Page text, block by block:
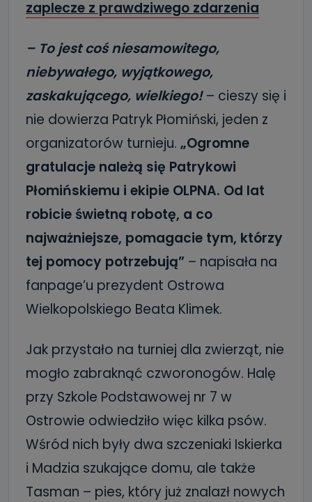
zaplecze z prawdziwego zdarzenia
– To jest coś niesamowitego,
niebywałego, wyjątkowego,
zaskakującego, wielkiego!– cieszy się i
nie dowierza Patryk Płomiński, jeden z
organizatorów turnieju. „Ogromne
gratulacje należą się Patrykowi
Płomińskiemu i ekipie OLPNA. Od lat
robicie świetną robotę, a co
najważniejsze, pomagacie tym, którzy
tej pomocy potrzebują” – napisała na
fanpage’u prezydent Ostrowa
Wielkopolskiego Beata Klimek.
Jak przystało na turniej dla zwierząt, nie
mogło zabraknąć czworonogów. Halę
przy Szkole Podstawowej nr 7 w
Ostrowie odwiedziło więc kilka psów.
Wśród nich były dwa szczeniaki Iskierka
i Madzia szukające domu, ale także
Tasman – pies, który już znalazł nowych